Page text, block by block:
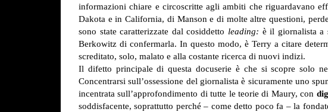
informazioni chiare e circoscritte agli ambiti che riguardavano
Dakota e in California, di Manson e di molte altre questioni,
sono state caratterizzate dal cosiddetto leading: è il giornalista a
Berkowitz di confermarla. In questo modo, è Terry a citare
screditato, solo, malato e alla costante ricerca di nuovi indizi.
Il difetto principale di questa docuserie è che si scopre solo
Concentrarsi sull’ossessione del giornalista è sicuramente uno
incentrata sull’approfondimento di tutte le teorie di Maury, con
soddisfacente, soprattutto perché – come detto poco fa – la